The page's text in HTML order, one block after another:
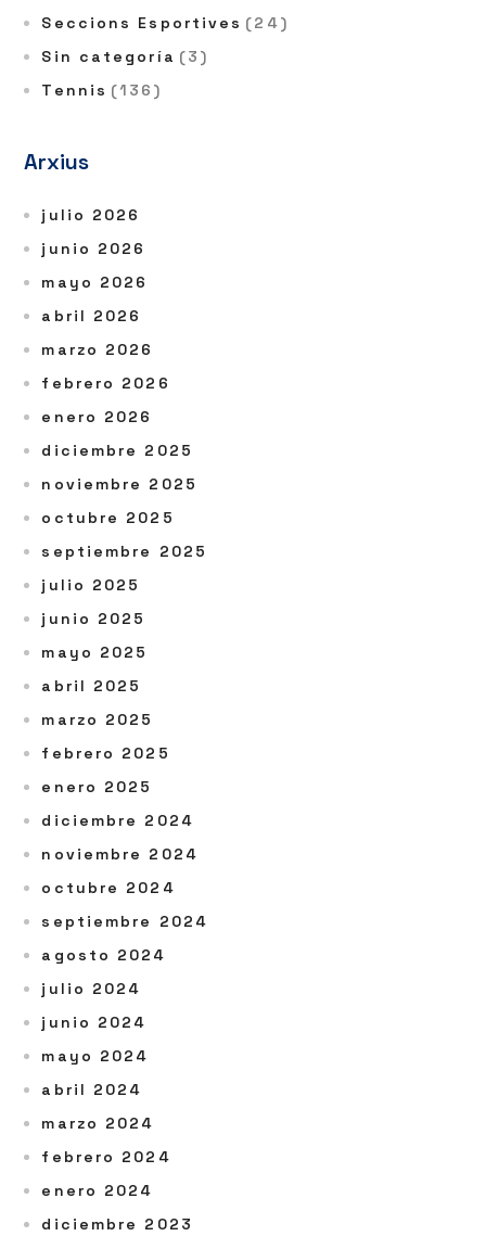
Seccions Esportives (24)
Sin categoría (3)
Tennis (136)
Arxius
julio 2026
junio 2026
mayo 2026
abril 2026
marzo 2026
febrero 2026
enero 2026
diciembre 2025
noviembre 2025
octubre 2025
septiembre 2025
julio 2025
junio 2025
mayo 2025
abril 2025
marzo 2025
febrero 2025
enero 2025
diciembre 2024
noviembre 2024
octubre 2024
septiembre 2024
agosto 2024
julio 2024
junio 2024
mayo 2024
abril 2024
marzo 2024
febrero 2024
enero 2024
diciembre 2023